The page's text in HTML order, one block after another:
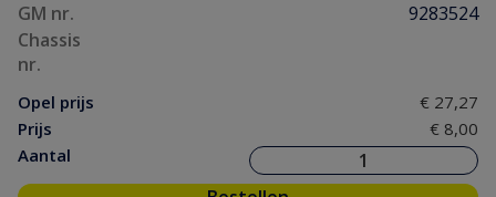
GM nr.
9283524
Chassis
nr.
Opel prijs
€ 27,27
Prijs
€ 8,00
Aantal